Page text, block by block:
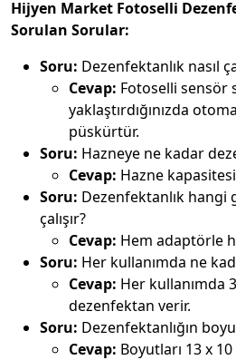
Hijyen Market Fotoselli
Sorulan Sorular:
Soru: Dezenfektanlık nasıl
Cevap: Fotoselli sensör
yaklaştırdığınızda
püskürtür.
Soru: Hazneye ne kadar
Cevap: Hazne
Soru: Dezenfektanlık hangi
çalışır?
Cevap: Hem adaptörle
Soru: Her kullanımda ne
Cevap: Her kullanımda
dezenfektan verir.
Soru: Dezenfektanlığın
Cevap: Boyutları 13 x